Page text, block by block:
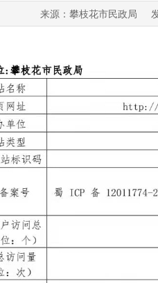
来源： 攀枝花市民政局 发